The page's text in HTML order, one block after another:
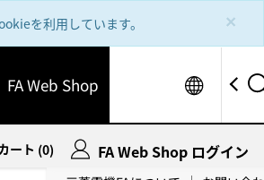
×
を利用しています。
FA Web Shop
ート (0) FA Web Shop ログイン